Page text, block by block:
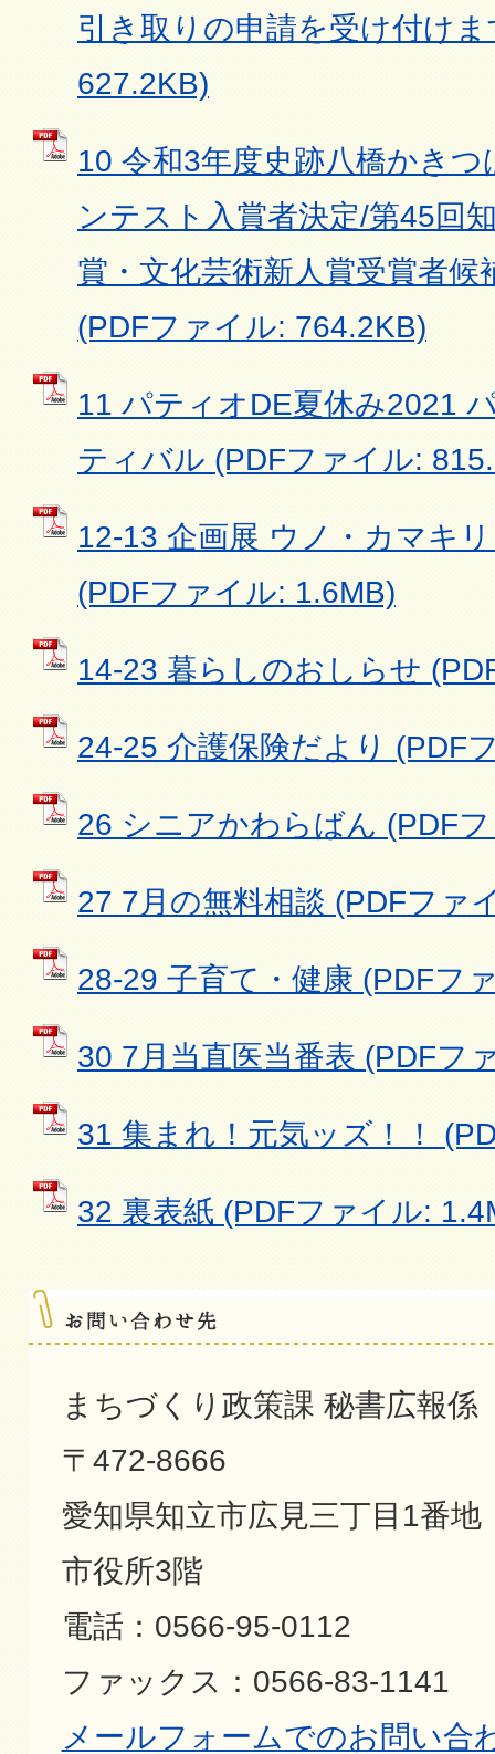
引き取りの申請を受け付け
627.2KB)
10 令和3年度史跡八橋かき
ンテスト入賞者決定/第45回
賞・文化芸術新人賞受賞者
(PDFファイル: 764.2KB)
11 パティオDE夏休み2021
ティバル (PDFファイル:
12-13 企画展 ウノ・カマキ
(PDFファイル: 1.6MB)
14-23 暮らしのおしらせ
24-25 介護保険だより (PDF
26 シニアかわらばん (PDF
27 7月の無料相談 (PDFファ
28-29 子育て・健康 (PDFフ
30 7月当直医当番表 (PDFフ
31 集まれ！元気ッズ！！
32 裏表紙 (PDFファイル:
まちづくり政策課 秘書広報係
〒472-8666
愛知県知立市広見三丁目1番地
市役所3階
電話：0566-95-0112
ファックス：0566-83-1141
メールフォームでのお問い合